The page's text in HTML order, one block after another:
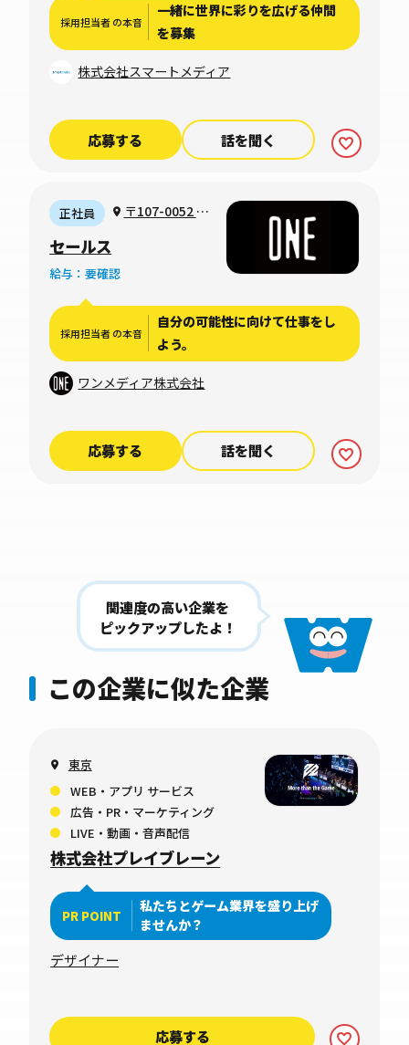
採用担当者 の本音
一緒に世界に彩りを広げる仲間
を募集
株式会社スマートメディア
応募する 話を聞く
正社員
〒107-0052 東
ク森ビル3階
セールス
給与：要確認
採用担当者 の本音
自分の可能性に向けて仕事をし
よう。
ワンメディア株式会社
応募する 話を聞く
この企業に似た企業
関連度の高い企業を
ピックアップしたよ！
東京
WEB・アプリ サービス
広告・PR・マーケティング
LIVE・動画・音声配信
株式会社プレイブレーン
PR POINT
私たちとゲーム業界を盛り上げ
ませんか？
デザイナー
応募する